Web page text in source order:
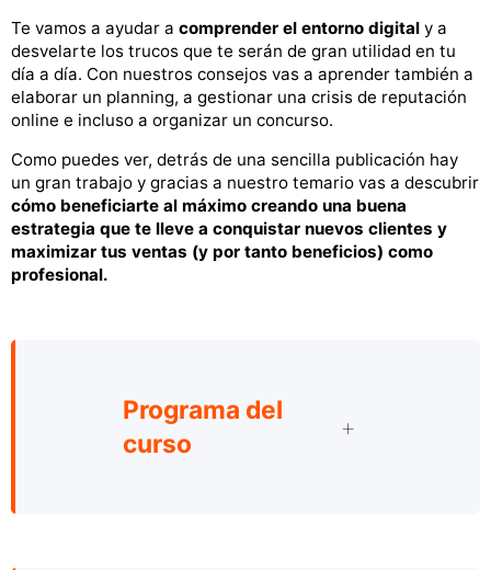
Te vamos a ayudar a comprender el entorno digital y a
desvelarte los trucos que te serán de gran utilidad en tu
día a día. Con nuestros consejos vas a aprender también a
elaborar un planning, a gestionar una crisis de reputación
online e incluso a organizar un concurso.
Como puedes ver, detrás de una sencilla publicación hay
un gran trabajo y gracias a nuestro temario vas a descubrir
cómo beneficiarte al máximo creando una buena
estrategia que te lleve a conquistar nuevos clientes y
maximizar tus ventas (y por tanto beneficios) como
profesional.
Programa del
curso